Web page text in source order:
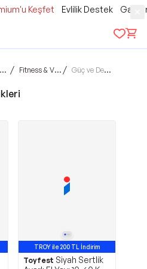
Keşfet Evlilik Destek
/ Fitness & Vücut Geliştirme / Güç ve Denge Bileklikleri
TROY ile 200 TL İndirim
Toyfest Siyah Sertlik